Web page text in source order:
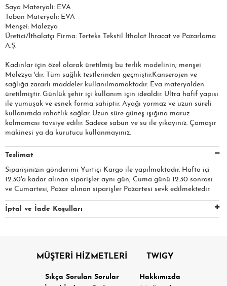
Saya Materyali: EVA
Taban Materyali: EVA
Menşei: Malezya
Üretici/İthalatçı Firma: Terteks Tekstil İthalat İhracat ve Pazarlama
A.Ş.​​​
Kadınlar için özel olarak üretilmiş bu terlik modelinin; menşei
Malezya 'dır. Tüm sağlık testlerinden geçmiştir.Kanserojen ve
sağlığa zararlı maddeler kullanılmamaktadır. Eva materyalden
üretilmiştir. Günlük şehir içi kullanım için idealdir. Ultra hafif yapısı
ile yumuşak ve esnek forma sahiptir. Ayağı yormaz ve uzun süreli
kullanımda rahatlık sağlar. Uzun süre güneş ışığına maruz
kalmaması tavsiye edilir. Sadece sabun ve su ile yıkayınız. Çamaşır
makinesi ya da kurutucu kullanmayınız.
Teslimat
Siparişinizin gönderimi Yurtiçi Kargo ile yapılmaktadır. Hafta içi
12:30'a kadar alınan siparişler aynı gün, Cuma günü 12:30 sonrası
ve Cumartesi, Pazar alınan siparişler Pazartesi sevk edilmektedir.
İptal ve İade Koşulları
MÜŞTERİ HİZMETLERİ
Sıkça Sorulan Sorular
TWIGY
Hakkımızda